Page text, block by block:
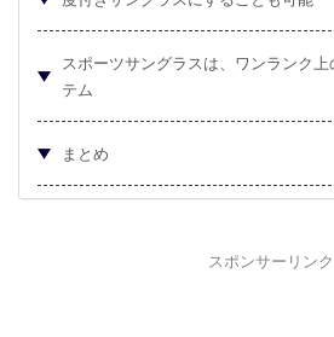
スポーツサングラスは、ワンランク
テム
まとめ
スポンサーリンク